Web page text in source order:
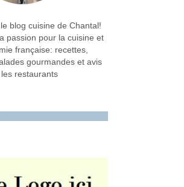
blog cuisine de Chantal!
passion pour la cuisine et
française: recettes,
gourmandes et avis
restaurants